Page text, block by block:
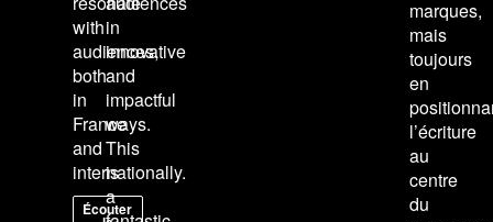
with
audiences,
both
in
France
and
internationally.
Écouter
in
innovative
and
impactful
ways.
This
is
a
marques,
mais
toujours
en
l’écriture
au
centre
du